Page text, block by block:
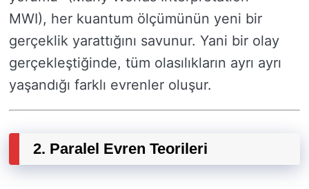
MWI), her kuantum ölçümünün yeni bir
gerçeklik yarattığını savunur. Yani bir olay
gerçekleştiğinde, tüm olasılıkların ayrı ayrı
yaşandığı farklı evrenler oluşur.
2. Paralel Evren Teorileri